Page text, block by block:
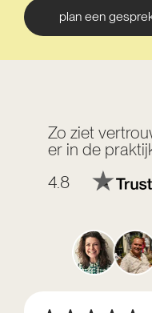
plan een
Zo ziet
er in de
4.8